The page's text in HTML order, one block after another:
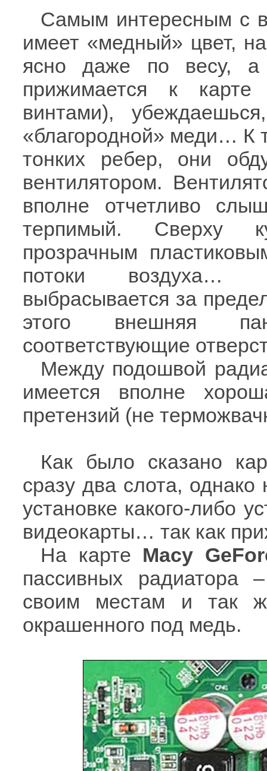
Самым интересным с
имеет «медный» цвет,
ясно даже по весу, а
прижимается к карте
винтами),
«благородной» меди… К
тонких ребер, они
вентилятором.
вполне отчетливо
терпимый. Сверху
прозрачным
потоки воздуха…
выбрасывается за
этого внешняя
соответствующие
Между подошвой
имеется вполне
претензий (не
Как было сказано
сразу два слота, однако
установке какого-либо
видеокарты… так как
На карте Macy
пассивных радиатора
своим местам и так
окрашенного под медь.